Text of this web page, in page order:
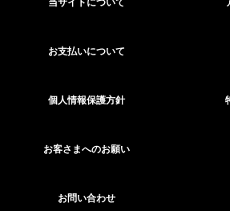
お支払いについて
個人情報保護方針
お客さまへのお願い
お問い合わせ